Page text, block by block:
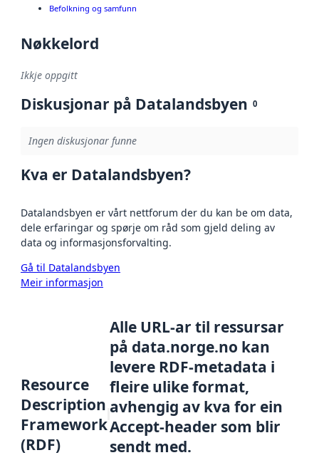
Befolkning og samfunn
Nøkkelord
Ikkje oppgitt
Diskusjonar på Datalandsbyen 0
Ingen diskusjonar funne
Kva er Datalandsbyen?
Datalandsbyen er vårt nettforum der du kan be om data,
dele erfaringar og spørje om råd som gjeld deling av
data og informasjonsforvalting.
Gå til Datalandsbyen
Meir informasjon
Resource
Description
Framework
(RDF)
Alle URL-ar til ressursar
på data.norge.no kan
levere RDF-metadata i
fleire ulike format,
avhengig av kva for ein
Accept-header som blir
sendt med.